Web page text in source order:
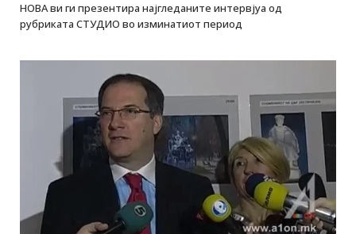
НОВА ви ги презентира најгледаните интервјуа од
рубриката СТУДИО во изминатиот период